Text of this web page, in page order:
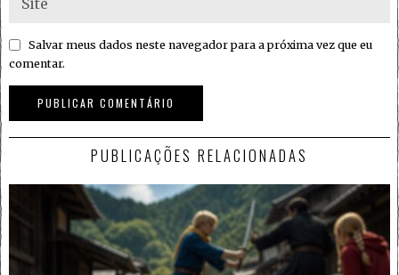
Salvar meus dados neste navegador para a próxima vez que eu
comentar.
PUBLICAÇÕES RELACIONADAS